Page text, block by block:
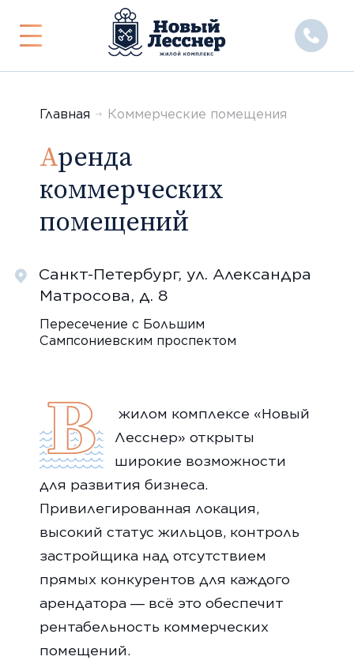
Показать
скрыть
Главная
Коммерческие помещения
Аренда
коммерческих
помещений
Санкт-Петербург, ул. Александра
Матросова, д. 8
Пересечение с Большим
Сампсониевским проспектом
В
жилом комплексе «Новый
Лесснер» открыты
широкие возможности
для развития бизнеса.
Привилегированная локация,
высокий статус жильцов, контроль
застройщика над отсутствием
прямых конкурентов для каждого
арендатора — всё это обеспечит
рентабельность коммерческих
помещений.